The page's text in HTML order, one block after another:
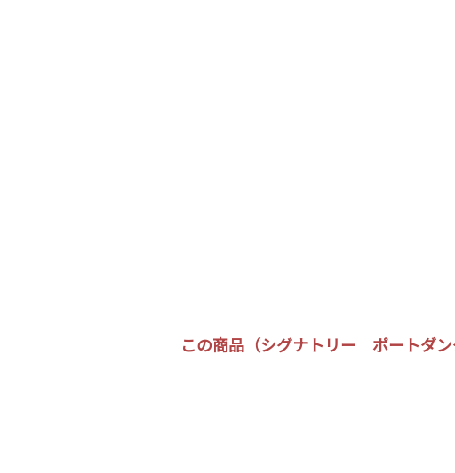
この商品（シグナトリー ポートダ